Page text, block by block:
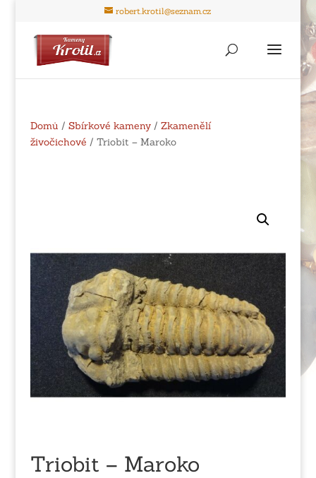
robert.krotil@seznam.cz
Domů / Sbírkové kameny/ Zkamenělí
živočichové / Triobit – Maroko
Triobit – Maroko